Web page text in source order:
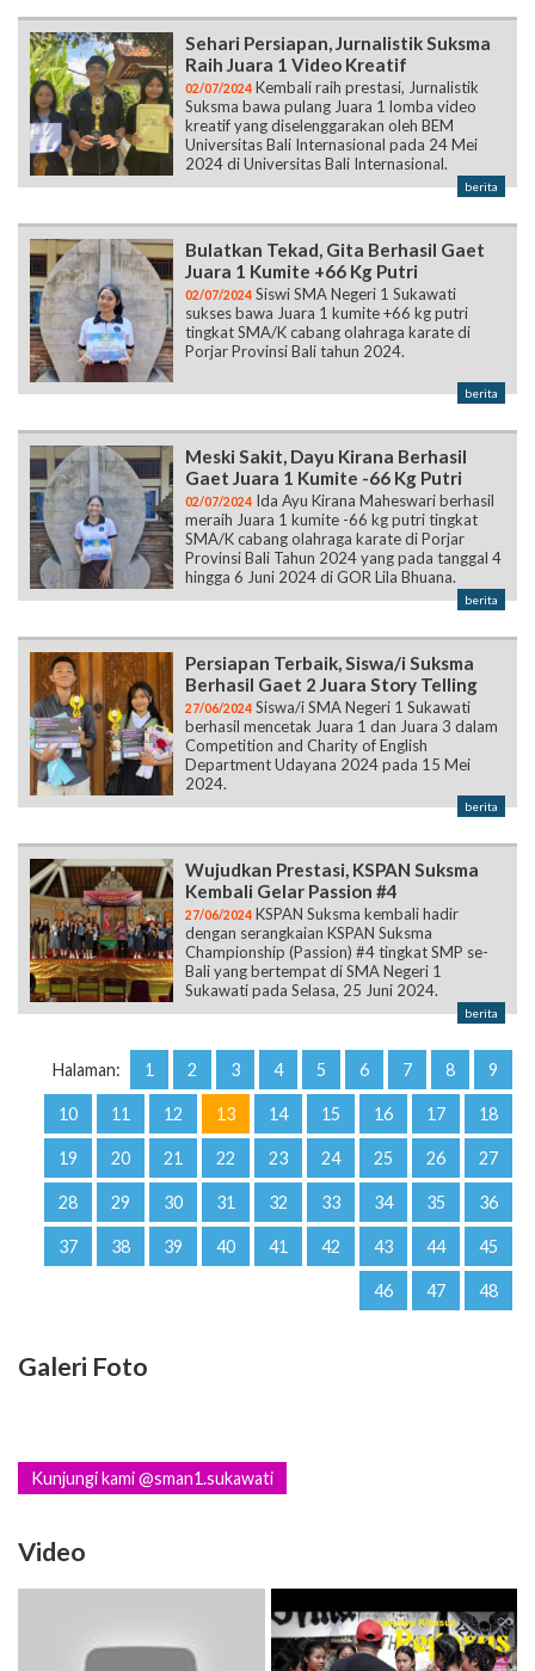
Sehari Persiapan, Jurnalistik Suksma
Raih Juara 1 Video Kreatif
02/07/2024 Kembali raih prestasi, Jurnalistik
Suksma bawa pulang Juara 1 lomba video
kreatif yang diselenggarakan oleh BEM
Universitas Bali Internasional pada 24 Mei
2024 di Universitas Bali Internasional.
berita
Bulatkan Tekad, Gita Berhasil Gaet
Juara 1 Kumite +66 Kg Putri
02/07/2024 Siswi SMA Negeri 1 Sukawati
sukses bawa Juara 1 kumite +66 kg putri
tingkat SMA/K cabang olahraga karate di
Porjar Provinsi Bali tahun 2024.
berita
Meski Sakit, Dayu Kirana Berhasil
Gaet Juara 1 Kumite -66 Kg Putri
02/07/2024 Ida Ayu Kirana Maheswari berhasil
meraih Juara 1 kumite -66 kg putri tingkat
SMA/K cabang olahraga karate di Porjar
Provinsi Bali Tahun 2024 yang pada tanggal 4
hingga 6 Juni 2024 di GOR Lila Bhuana.
berita
Persiapan Terbaik, Siswa/i Suksma
Berhasil Gaet 2 Juara Story Telling
27/06/2024 Siswa/i SMA Negeri 1 Sukawati
berhasil mencetak Juara 1 dan Juara 3 dalam
Competition and Charity of English
Department Udayana 2024 pada 15 Mei
2024.
berita
Wujudkan Prestasi, KSPAN Suksma
Kembali Gelar Passion #4
27/06/2024 KSPAN Suksma kembali hadir
dengan serangkaian KSPAN Suksma
Championship (Passion) #4 tingkat SMP se-
Bali yang bertempat di SMA Negeri 1
Sukawati pada Selasa, 25 Juni 2024.
berita
Halaman: 1 2 3 4 5 6 7 8 9
10 11 12 13 14 15 16 17 18
19 20 21 22 23 24 25 26 27
28 29 30 31 32 33 34 35 36
37 38 39 40 41 42 43 44 45
46 47 48
Galeri Foto
Kunjungi kami @sman1.sukawati
Video